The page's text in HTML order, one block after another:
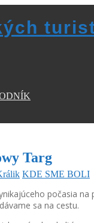
Targ
KDE SME BOLI
počasia
sa na cestu.